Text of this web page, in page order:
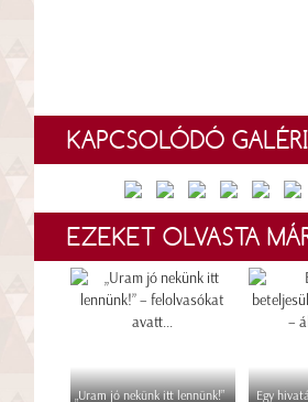
KAPCSOLÓDÓ
EZEKET OLVASTA
„Uram jó nekünk itt lennünk!”
Egy